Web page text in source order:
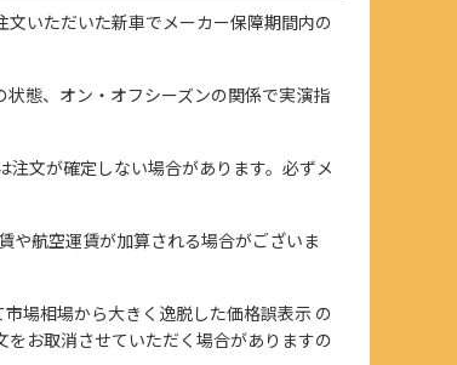
いただいた新車でメーカー保障期間内の
態、オン・オフシーズンの関係で実演指
文が確定しない場合があります。必ずメ
や航空運賃が加算される場合がございま
場相場から大きく逸脱した価格誤表示 の
お取消させていただく場合がありますの